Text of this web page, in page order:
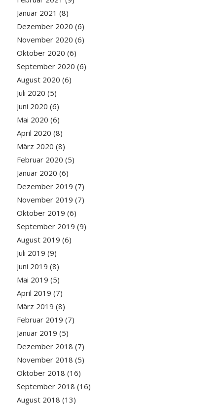
Januar 2021 (8)
Dezember 2020 (6)
November 2020 (6)
Oktober 2020 (6)
September 2020 (6)
August 2020 (6)
Juli 2020 (5)
Juni 2020 (6)
Mai 2020 (6)
April 2020 (8)
März 2020 (8)
Februar 2020 (5)
Januar 2020 (6)
Dezember 2019 (7)
November 2019 (7)
Oktober 2019 (6)
September 2019 (9)
August 2019 (6)
Juli 2019 (9)
Juni 2019 (8)
Mai 2019 (5)
April 2019 (7)
März 2019 (8)
Februar 2019 (7)
Januar 2019 (5)
Dezember 2018 (7)
November 2018 (5)
Oktober 2018 (16)
September 2018 (16)
August 2018 (13)